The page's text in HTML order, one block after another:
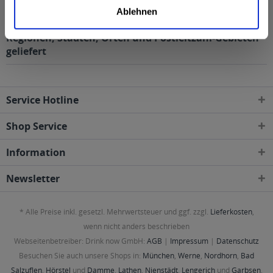
Ablehnen
Waidbauer Export 20 x 0,5l wird in den folgenden
Regionen, Städten, Orten und Postleitzahl-Gebieten
geliefert
Service Hotline
Shop Service
Information
Newsletter
* Alle Preise inkl. gesetzl. Mehrwertsteuer und ggf. zzgl. Lieferkosten,
wenn nicht anders beschrieben
Webseitenbetreiber: Drink now GmbH: AGB | Impressum | Datenschutz
Besuchen Sie auch unsere Shops in: München, Werne, Nordhorn, Bad
Salzuflen, Hörstel und Damme, Lathen, Nienstädt, Lengerichund Garbsen,